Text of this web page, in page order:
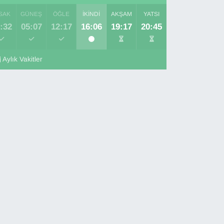
GÜNEŞ
05:07
ÖĞLE
12:17
İKINDI
16:06
AKŞAM
19:17
YATSI
20:45
Aylık Vakitler